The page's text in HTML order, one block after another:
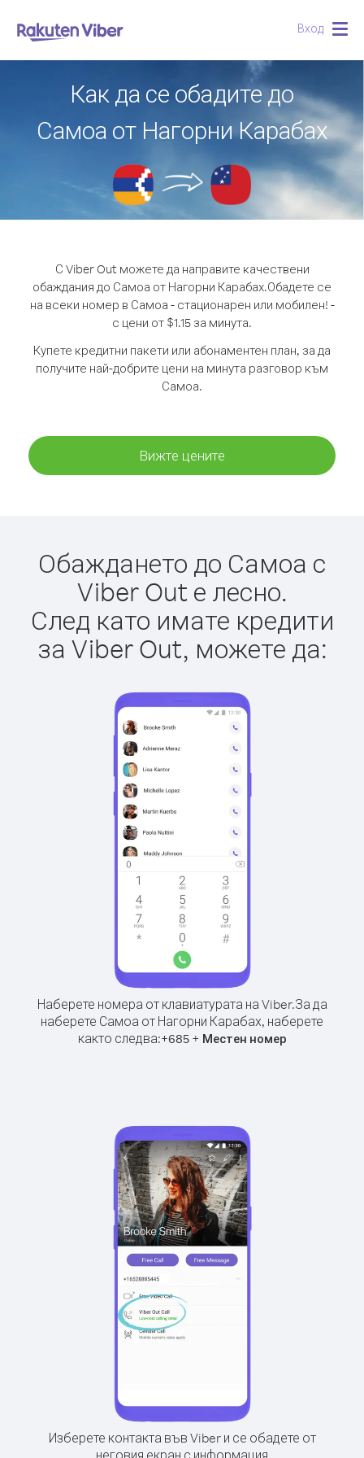
Вход
Как да се обадите до
Самоа от Нагорни Карабах
С Viber Out можете да направите качествени
обаждания до Самоа от Нагорни Карабах.Обадете се
на всеки номер в Самоа - стационарен или мобилен! -
с цени от $1.15 за минута.
Купете кредитни пакети или абонаментен план, за да
получите най-добрите цени на минута разговор към
Самоа.
Вижте цените
Обаждането до Самоа с
Viber Out е лесно.
След като имате кредити
за Viber Out, можете да:
Наберете номера от клавиатурата на Viber.За да
наберете Самоа от Нагорни Карабах, наберете
както следва:+685+ Местен номер
Изберете контакта във Viber и се обадете от
неговия екран с информация